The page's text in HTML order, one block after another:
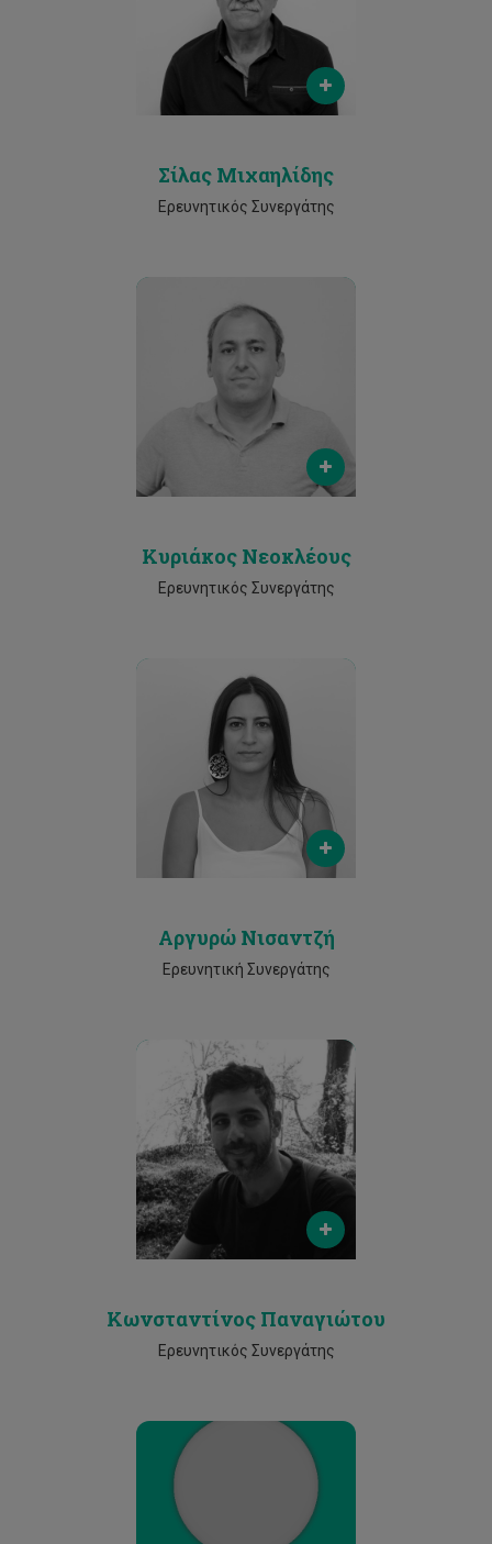
Phone
96428378
Σίλας Μιχαηλίδης
Ερευνητικός Συνεργάτης
Email
kyriacos.neocleous@cut.ac.cy
Phone
Κυριάκος Νεοκλέους
Ερευνητικός Συνεργάτης
Email
argyro.nisantzi@cut.ac.cy
Phone
2500 2248
Αργυρώ Νισαντζή
Ερευνητική Συνεργάτης
Email
co.panayiotou@cut.ac.cy
Phone
Κωνσταντίνος Παναγιώτου
Ερευνητικός Συνεργάτης
kostas.papageorgiou@cut.ac.cy